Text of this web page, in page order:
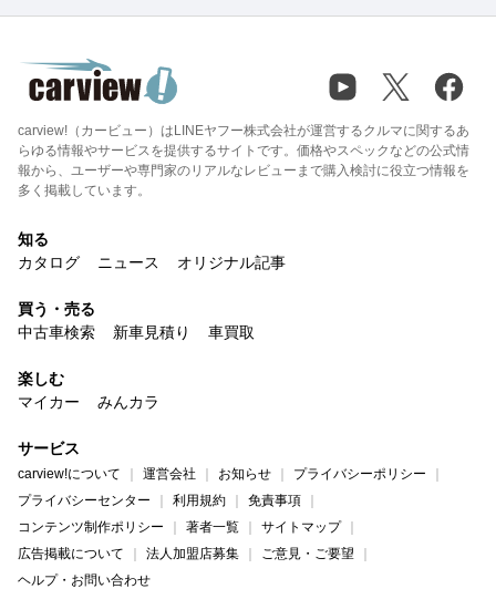
carview!（カービュー）はLINEヤフー株式会社が運営するクルマに関するあ
らゆる情報やサービスを提供するサイトです。価格やスペックなどの公式情
報から、ユーザーや専門家のリアルなレビューまで購入検討に役立つ情報を
多く掲載しています。
知る
カタログ
ニュース オリジナル記事
買う・売る
中古車検索
新車見積り 車買取
楽しむ
マイカー
みんカラ
サービス
carview!について 運営会社 お知らせ
プライバシーポリシー
プライバシーセンター
利用規約
免責事項
コンテンツ制作ポリシー
著者一覧
サイトマップ
広告掲載について
法人加盟店募集
ご意見・ご要望
ヘルプ・お問い合わせ